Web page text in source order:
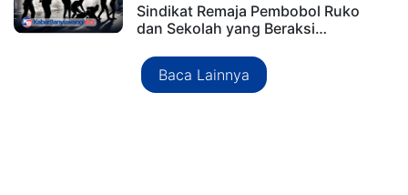
Sindikat Remaja Pembobol Ruko
dan Sekolah yang Beraksi…
Baca Lainnya